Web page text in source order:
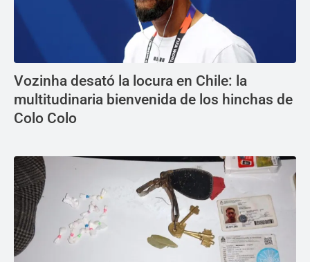
Vozinha desató la locura en Chile: la
multitudinaria bienvenida de los hinchas de
Colo Colo